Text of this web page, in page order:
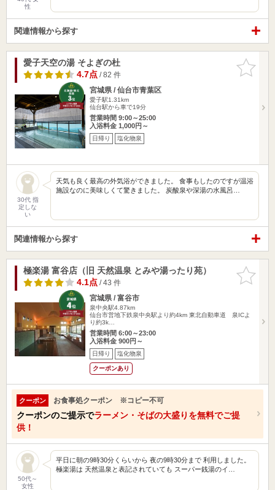
性
関連情報から探す
お気に入
りに追加
愛子天空の湯 そよぎの杜
4.7点/ 82 件
宮城県 / 仙台市青葉区
愛子駅1.31km
仙台駅から車で19分
営業時間 9:00～25:00
入浴料金 1,000円～
日帰り 塩化物泉
30代 指
定しな
い
天気も良く最高の外気浴ができました。 食事もしたのですが温浴
施設なのに美味しくて驚きました。 炭酸泉や深湯の水風呂…
関連情報から探す
お気に入
りに追加
極楽湯 富谷店（旧 天然温泉 とみや湯ったり苑）
4.1点/ 43 件
宮城県 / 富谷市
泉中央駅4.87km
仙台市営地下鉄泉中央駅より約4km 東北自動車道 泉ICよ
り約3k…
営業時間 6:00～23:00
入浴料金 900円～
日帰り 塩化物泉
クーポンあり
クーポン お食事処クーポン ※コピー不可
クーポンのご提示でラーメン・そばの大盛りを無料でご提
供！
50代～
女性
平日に朝の9時30分くらいから 夜の9時30分まで 利用しました。
極楽湯は 天然温泉と表記されていても スーパー銭湯のイ…